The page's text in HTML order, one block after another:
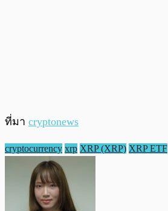
ที่มา cryptonews
cryptocurrency xrp XRP (XRP) XRP ETF